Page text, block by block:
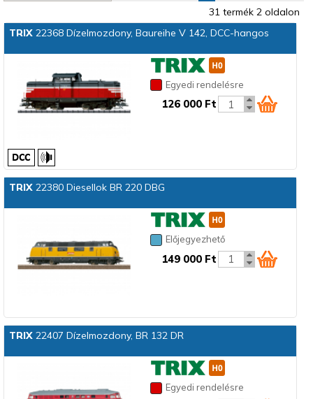
31 termék 2 oldalon
TRIX22368 Dízelmozdony, Baureihe V 142, DCC-hangos
Egyedi rendelésre
126 000 Ft
TRIX22380 Diesellok BR 220 DBG
Előjegyezhető
149 000 Ft
TRIX22407 Dízelmozdony, BR 132 DR
Egyedi rendelésre